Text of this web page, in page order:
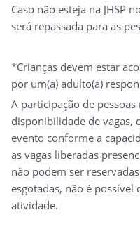
Caso não esteja na JHSP
será repassada para as
*Crianças devem estar
por um(a) adulto(a)
A participação de
disponibilidade de vagas,
evento conforme a
as vagas liberadas
não podem ser
esgotadas, não é
atividade.